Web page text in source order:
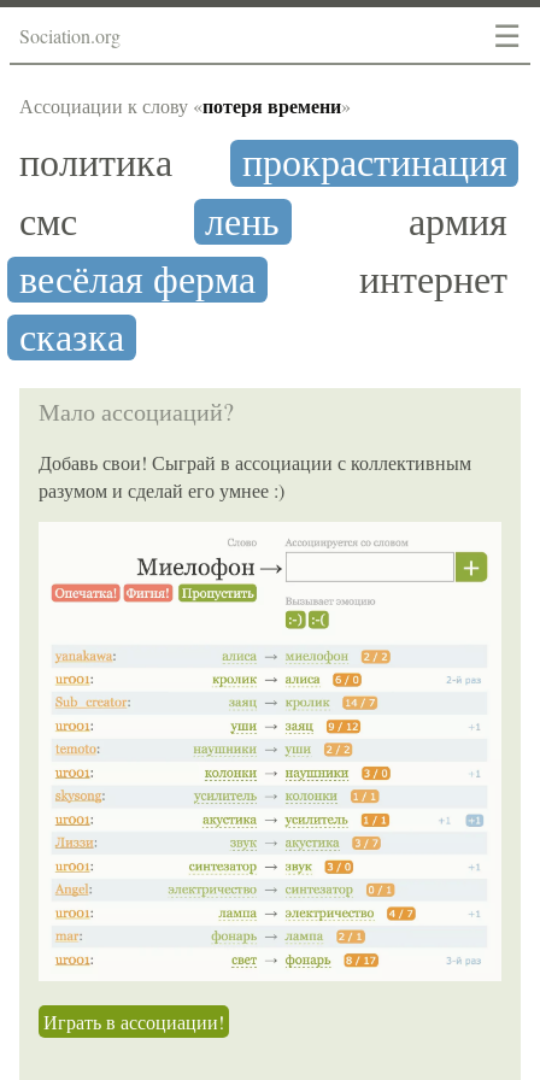
☰
Sociation.org
Ассоциации к слову «потеря времени»
политика
прокрастинация
смс
лень
армия
весёлая ферма
интернет
сказка
Мало ассоциаций?
Добавь свои! Сыграй в ассоциации с коллективным
разумом и сделай его умнее :)
Играть в ассоциации!